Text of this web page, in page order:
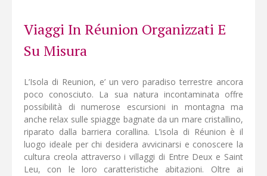
Viaggi In Réunion Organizzati E
Su Misura
L’Isola di Reunion, e’ un vero paradiso terrestre ancora
poco conosciuto. La sua natura incontaminata offre
possibilità di numerose escursioni in montagna ma
anche relax sulle spiagge bagnate da un mare cristallino,
riparato dalla barriera corallina. L’isola di Réunion è il
luogo ideale per chi desidera avvicinarsi e conoscere la
cultura creola attraverso i villaggi di Entre Deux e Saint
Leu, con le loro caratteristiche abitazioni. Oltre ai